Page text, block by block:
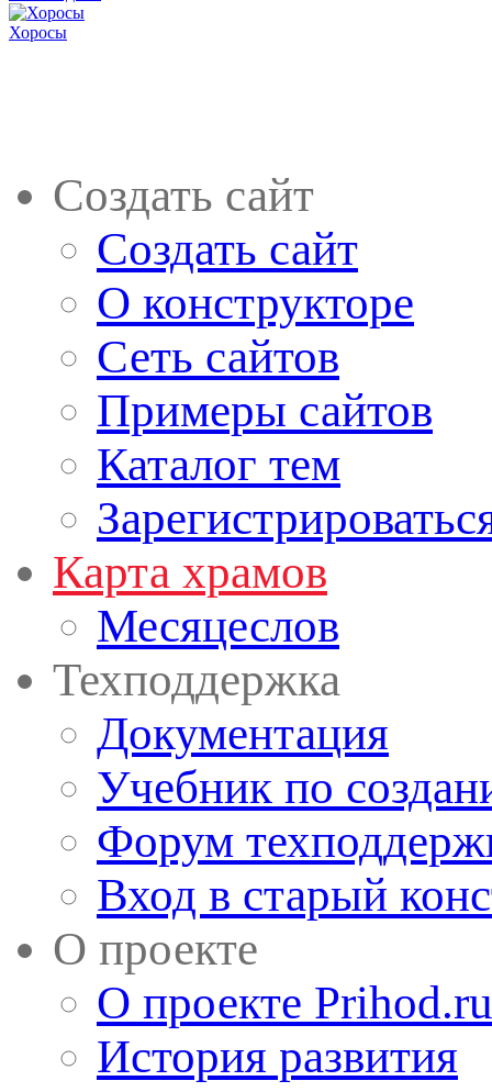
Хоросы
Создать сайт
Создать сайт
О конструкторе
Сеть сайтов
Примеры сайтов
Каталог тем
Карта храмов
Месяцеслов
Техподдержка
Документация
Учебник по
Форум
Вход в старый
О проекте
О проекте Prihod.ru
История развития